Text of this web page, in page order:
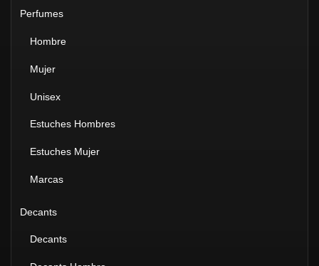
Perfumes
Hombre
Mujer
Unisex
Estuches Hombres
Estuches Mujer
Marcas
Decants
Decants